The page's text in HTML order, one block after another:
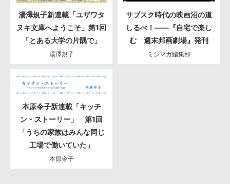
湯澤規子新連載「ユザワタ
ヌキ文庫へようこそ」第1回
「とある大学の片隅で」
湯澤規子
サブスク時代の映画沼の道
しるべ！――『自宅で楽し
む 週末邦画劇場』発刊
ミシマガ編集部
本原令子新連載「キッチ
ン・ストーリー」 第1回
「うちの家族はみんな同じ
工場で働いていた」
本原令子